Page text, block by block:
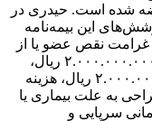
عرضه شده است. حیدری در
این بیمه‌نامه
نقص عضو یا از
کارافتادگی دایم کلی یا جزیی در اثر حادثه ۲.۰۰۰.۰۰۰.۰۰۰ ریال،
پرداخت غرامت فوت ناشی از حادثه ۲.۰۰۰.۰۰۰.۰۰۰ ریال، هزینه
به علت بیماری یا
های درمانی سرپایی و